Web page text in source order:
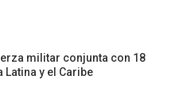
militar conjunta con 18
y el Caribe